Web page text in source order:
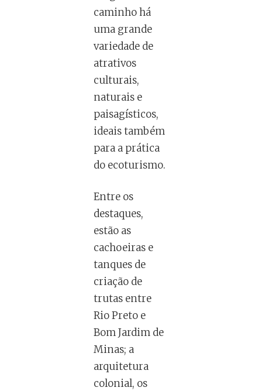
caminho há
uma grande
variedade de
atrativos
culturais,
naturais e
paisagísticos,
ideais também
para a prática
do ecoturismo.
Entre os
destaques,
estão as
cachoeiras e
tanques de
criação de
trutas entre
Rio Preto e
Bom Jardim de
Minas; a
arquitetura
colonial, os